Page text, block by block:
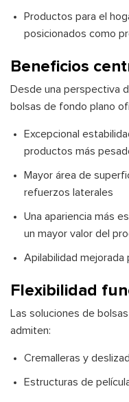
Productos para el
posicionados como
Beneficios
Desde una perspectiva
bolsas de fondo plano
Excepcional
productos más
Mayor área de
refuerzos laterales
Una apariencia más
un mayor valor del
Apilabilidad
Flexibilidad
Las soluciones de
admiten:
Cremalleras y
Estructuras de